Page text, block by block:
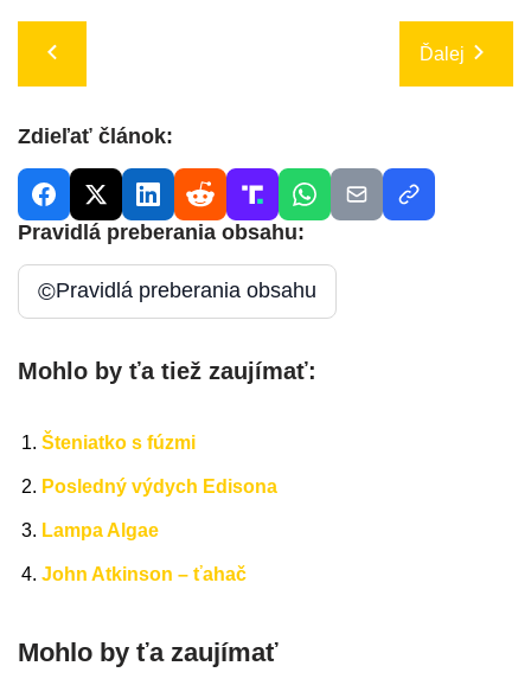
Ďalej
Zdieľať článok:
Pravidlá preberania obsahu:
©Pravidlá preberania obsahu
Mohlo by ťa tiež zaujímať:
Šteniatko s fúzmi
Posledný výdych Edisona
Lampa Algae
John Atkinson – ťahač
Mohlo by ťa zaujímať